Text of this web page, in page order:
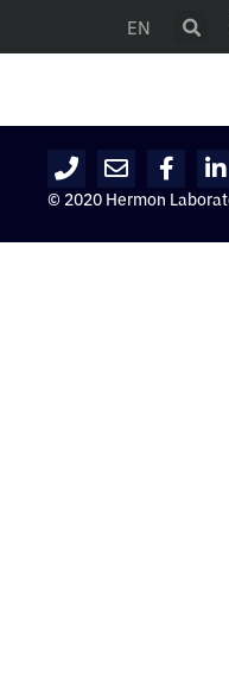
EN
© 2020 Hermon